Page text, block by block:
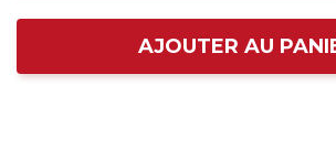
AJOUTER AU